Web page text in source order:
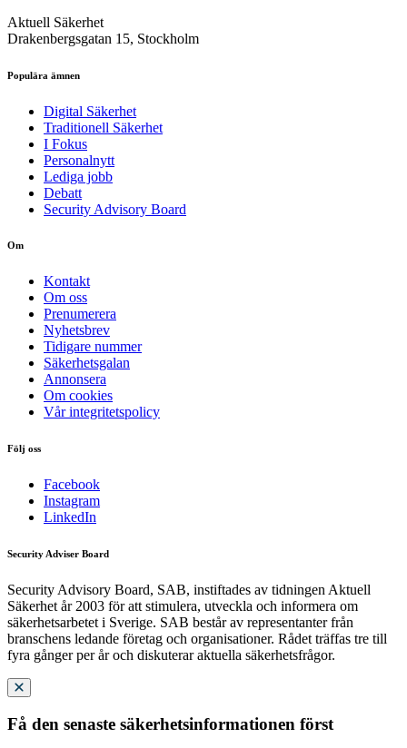
Aktuell Säkerhet
Drakenbergsgatan 15, Stockholm
Populära ämnen
Digital Säkerhet
Traditionell Säkerhet
I Fokus
Personalnytt
Lediga jobb
Debatt
Security Advisory Board
Om
Kontakt
Om oss
Prenumerera
Nyhetsbrev
Tidigare nummer
Säkerhetsgalan
Annonsera
Om cookies
Vår integritetspolicy
Följ oss
Facebook
Instagram
LinkedIn
Security Adviser Board
Security Advisory Board, SAB, instiftades av tidningen Aktuell
Säkerhet år 2003 för att stimulera, utveckla och informera om
säkerhetsarbetet i Sverige. SAB består av representanter från
branschens ledande företag och organisationer. Rådet träffas tre till
fyra gånger per år och diskuterar aktuella säkerhetsfrågor.
Få den senaste säkerhetsinformationen först